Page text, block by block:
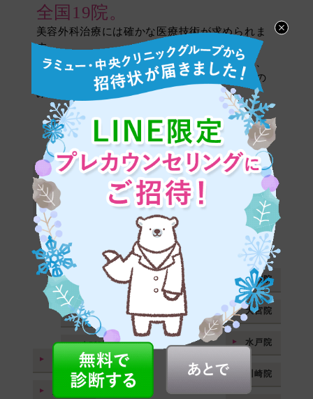
全国19院。
美容外科治療には確かな医療技術が求められま
す。
ラミュー・中央クリニックでは、高い技術力、
豊富な経験・実績のある、選ばれたドクターの
みが治療を行ないます。
新宿院
大宮院
水戸院
川崎院
札幌院
帯広院
仙台院
名古屋院
浜松院
金沢院
神戸院
大阪院
岡山院
広島院
福岡院
鹿児島院